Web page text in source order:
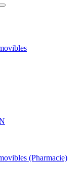
(Pharmacie)